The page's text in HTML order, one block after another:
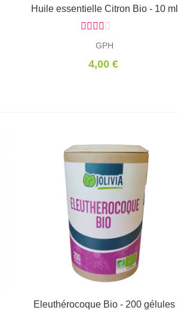
Ajouter au panier
Huile essentielle Citron Bio - 10 ml
GPH
4,00 €
Ajouter au panier
Eleuthérocoque Bio - 200 gélules